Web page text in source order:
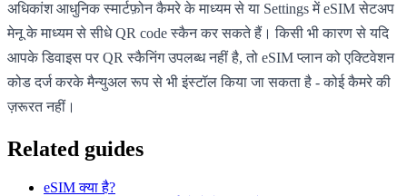
अधिकांश आधुनिक स्मार्टफ़ोन कैमरे के माध्यम से या Settings में eSIM सेटअप
मेनू के माध्यम से सीधे QR code स्कैन कर सकते हैं। किसी भी कारण से यदि
आपके डिवाइस पर QR स्कैनिंग उपलब्ध नहीं है, तो eSIM प्लान को एक्टिवेशन
कोड दर्ज करके मैन्युअल रूप से भी इंस्टॉल किया जा सकता है - कोई कैमरे की
ज़रूरत नहीं।
Related guides
eSIM क्या है?